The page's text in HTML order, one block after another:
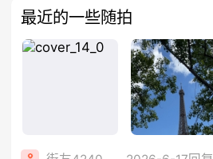
最近的一些随拍